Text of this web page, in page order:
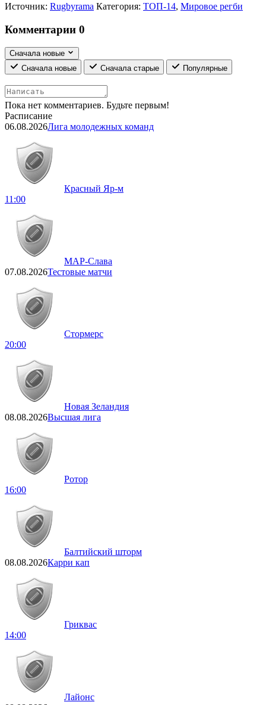
Источник: Rugbyrama Категория: ТОП-14, Мировое регби
Комментарии 0
Сначала новые
Сначала новые
Сначала старые Популярные
Пока нет комментариев. Будьте первым!
Расписание
06.08.2026Лига молодежных команд
Красный Яр-м
11:00
МАР-Слава
07.08.2026Тестовые матчи
Стормерс
20:00
Новая Зеландия
08.08.2026Высшая лига
Ротор
16:00
Балтийский шторм
08.08.2026Карри кап
Гриквас
14:00
Лайонс